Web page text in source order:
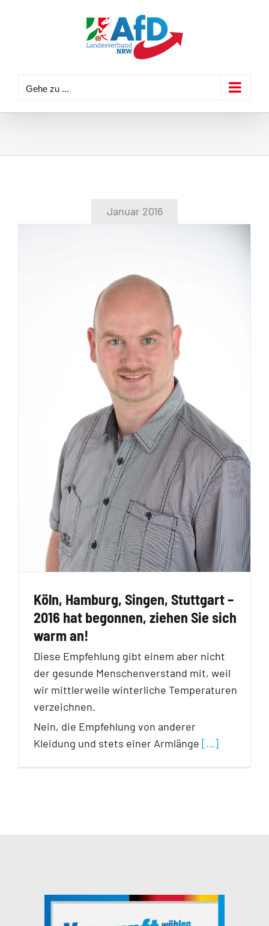
Gehe zu ...
Januar 2016
Köln, Hamburg, Singen, Stuttgart –
2016 hat begonnen, ziehen Sie sich
warm an!
Diese Empfehlung gibt einem aber nicht
der gesunde Menschenverstand mit, weil
wir mittlerweile winterliche Temperaturen
verzeichnen.
Nein, die Empfehlung von anderer
Kleidung und stets einer Armlänge […]